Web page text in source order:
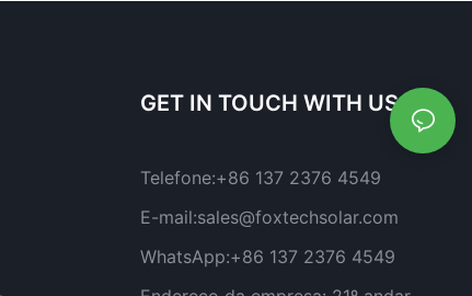
GET IN TOUCH WITH US
Telefone:+86 137 2376 4549
E-mail:sales@foxtechsolar.com
WhatsApp:+86 137 2376 4549